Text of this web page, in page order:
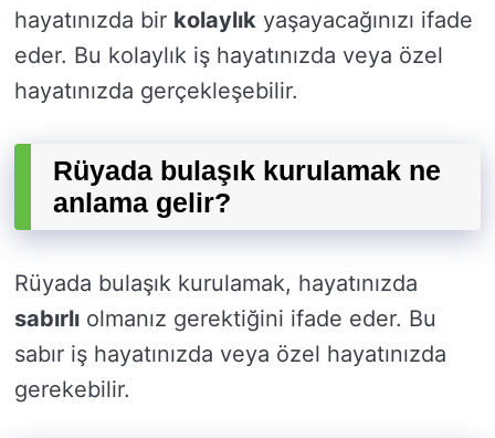
hayatınızda bir kolaylık yaşayacağınızı ifade
eder. Bu kolaylık iş hayatınızda veya özel
hayatınızda gerçekleşebilir.
Rüyada bulaşık kurulamak ne
anlama gelir?
Rüyada bulaşık kurulamak, hayatınızda
sabırlı olmanız gerektiğini ifade eder. Bu
sabır iş hayatınızda veya özel hayatınızda
gerekebilir.